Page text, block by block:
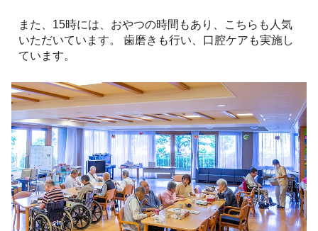
また、15時には、おやつの時間もあり、こちらも人気
いただいています。 歯磨きも行い、口腔ケアも実施し
ています。